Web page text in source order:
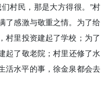
村民，那是大方得很。”村
了感激与敬重之情。为了给
村里投资建起了学校；为了
起了敬老院；村里还修了水
水平的事，徐金泉都会去